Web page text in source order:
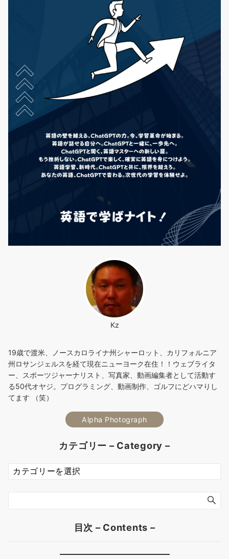
Kz
19歳で渡米、ノースカロライナ州シャーロット、カリフォルニア
州ロサンジェルスを経て現在ニューヨーク在住！！ウェブライタ
ー、スポーツジャーナリスト、写真家、動画編集者として活動す
る50代オヤジ。プログラミング、動画制作、ゴルフにどハマりし
てます （笑）
Alpha Photograph
カテゴリー – Category –
カ
テ
ー
目次 – Contents –